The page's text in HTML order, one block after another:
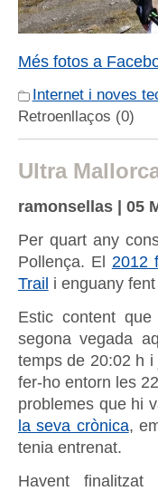
Més fotos a
Internet i noves
Retroenllaços (0)
Ultra
ramonsellas | 05
Per quart any
Pollença. El 2012
Trail i enguany
Estic content
segona vegada
temps de 20:02 h
fer-ho entorn les
problemes que hi
la seva crònica,
tenia entrenat.
Havent